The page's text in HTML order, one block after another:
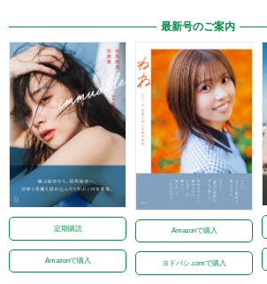
最新号のご案内
定期購読
Amazonで購入
Amazonで購入
ヨドバシ.comで購入